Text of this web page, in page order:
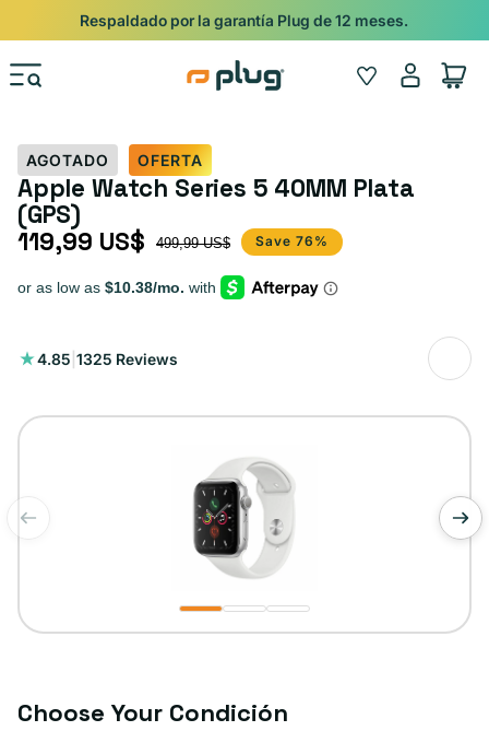
Ir al contenido
Pide con Entrega Nocturna para recibir antes del 24/12.
Wishlist
Iniciar
sesión
Carrito
AGOTADO OFERTA
Apple Watch Series 5 40MM Plata
(GPS)
Precio de oferta
119,99 US$
Precio habitual 499,99 US$ Save 76%
4.85 1325 Reviews
1325
Choose Your Condición